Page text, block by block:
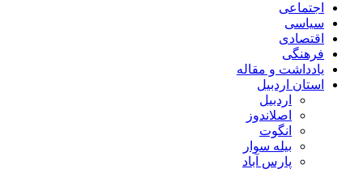
اجتماعی
سیاسی
اقتصادی
فرهنگی
یادداشت و مقاله
استان اردبیل
اردبیل
اصلاندوز
انگوت
بیله سوار
پارس آباد